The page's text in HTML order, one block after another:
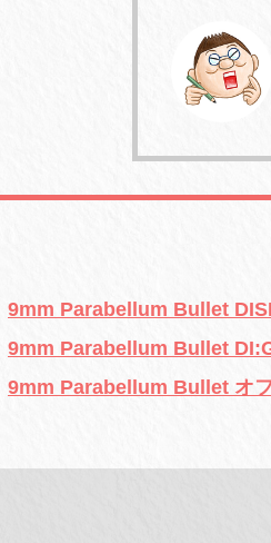
9mm Parabellum Bullet
9mm Parabellum Bullet
9mm Parabellum Bullet オ